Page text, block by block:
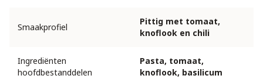
Smaakprofiel
Pittig met tomaat,
knoflook en chili
Ingrediënten
hoofdbestanddelen
Pasta, tomaat,
knoflook, basilicum